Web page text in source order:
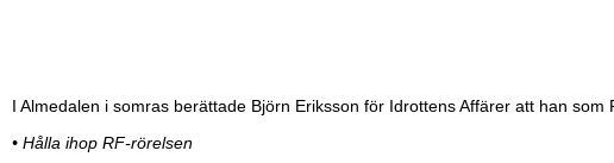
I Almedalen i somras berättade Björn Eriksson för Idrottens Affärer att han
• Hålla ihop RF-rörelsen